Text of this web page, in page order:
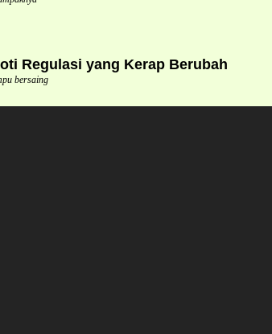
Regulasi yang Kerap Berubah
bersaing